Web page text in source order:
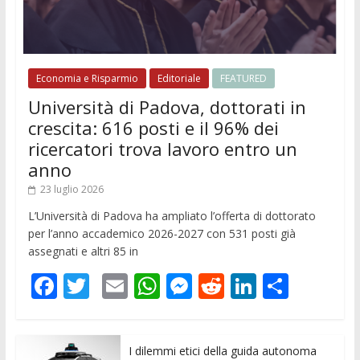
Economia e Risparmio Editoriale FEATURED
Università di Padova, dottorati in
crescita: 616 posti e il 96% dei
ricercatori trova lavoro entro un
anno
23 luglio 2026
L’Università di Padova ha ampliato l’offerta di dottorato
per l’anno accademico 2026-2027 con 531 posti già
assegnati e altri 85 in
F
e
T
itt
E
ai
W M
ss
R Li C
I dilemmi etici della guida autonoma